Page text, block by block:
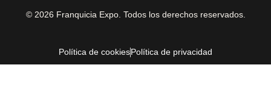
© 2026 Franquicia Expo. Todos los derechos reservados.
Política de cookiesPolítica de privacidad